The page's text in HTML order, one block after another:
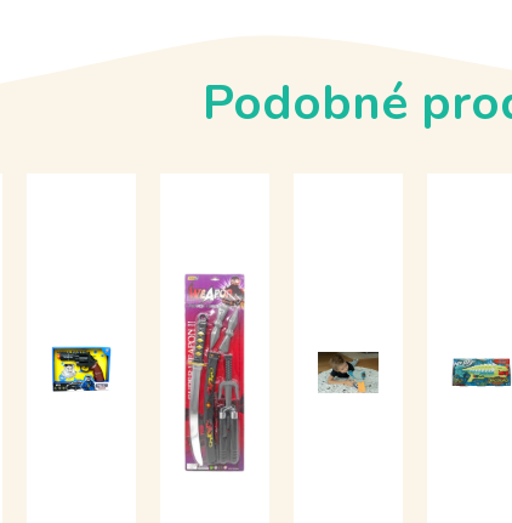
Podobné